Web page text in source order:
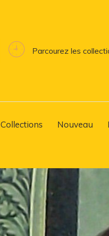
Parcourez les
Collections Nouveau